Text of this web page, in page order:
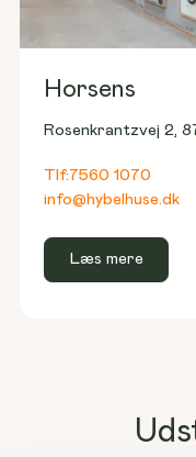
Horsens
Rosenkrantzvej 2,
Tlf:7560 1070
info@hybelhuse.dk
Læs mere